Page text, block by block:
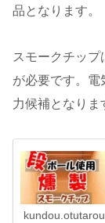
品となります。
スモークチッ
が必要です。電
力候補となりま